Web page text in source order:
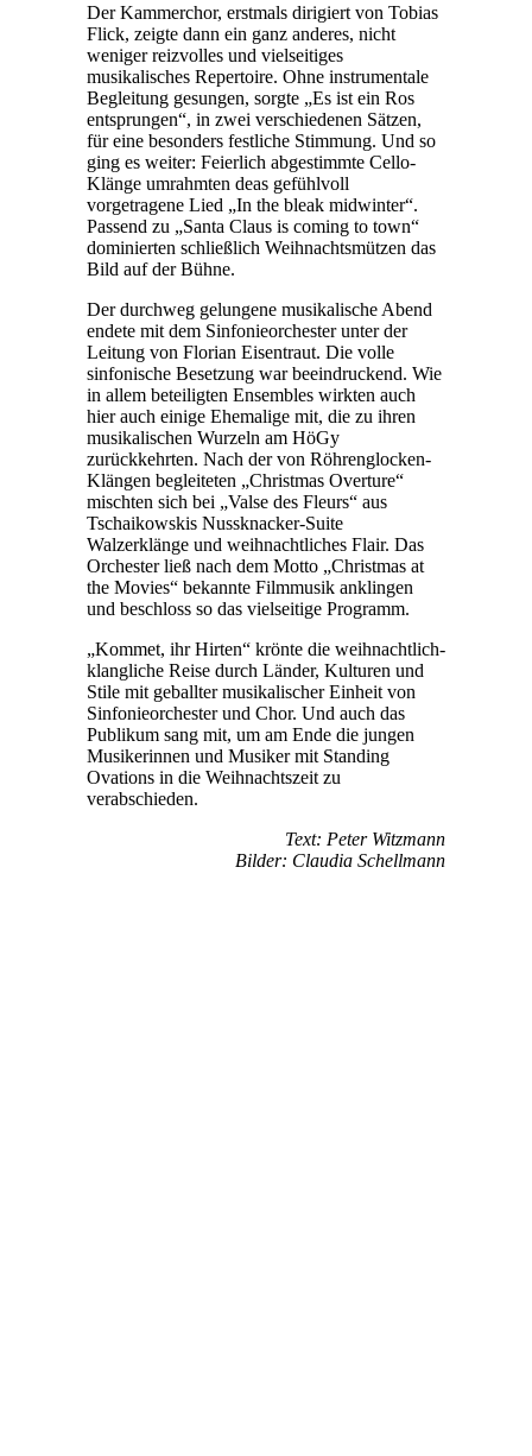
Der Kammerchor, erstmals dirigiert von Tobias
Flick, zeigte dann ein ganz anderes, nicht
weniger reizvolles und vielseitiges
musikalisches Repertoire. Ohne instrumentale
Begleitung gesungen, sorgte „Es ist ein Ros
entsprungen“, in zwei verschiedenen Sätzen,
für eine besonders festliche Stimmung. Und so
ging es weiter: Feierlich abgestimmte Cello-
Klänge umrahmten deas gefühlvoll
vorgetragene Lied „In the bleak midwinter“.
Passend zu „Santa Claus is coming to town“
dominierten schließlich Weihnachtsmützen das
Bild auf der Bühne.
Der durchweg gelungene musikalische Abend
endete mit dem Sinfonieorchester unter der
Leitung von Florian Eisentraut. Die volle
sinfonische Besetzung war beeindruckend. Wie
in allem beteiligten Ensembles wirkten auch
hier auch einige Ehemalige mit, die zu ihren
musikalischen Wurzeln am HöGy
zurückkehrten. Nach der von Röhrenglocken-
Klängen begleiteten „Christmas Overture“
mischten sich bei „Valse des Fleurs“ aus
Tschaikowskis Nussknacker-Suite
Walzerklänge und weihnachtliches Flair. Das
Orchester ließ nach dem Motto „Christmas at
the Movies“ bekannte Filmmusik anklingen
und beschloss so das vielseitige Programm.
„Kommet, ihr Hirten“ krönte die weihnachtlich-
klangliche Reise durch Länder, Kulturen und
Stile mit geballter musikalischer Einheit von
Sinfonieorchester und Chor. Und auch das
Publikum sang mit, um am Ende die jungen
Musikerinnen und Musiker mit Standing
Ovations in die Weihnachtszeit zu
verabschieden.
Text: Peter Witzmann
Bilder: Claudia Schellmann